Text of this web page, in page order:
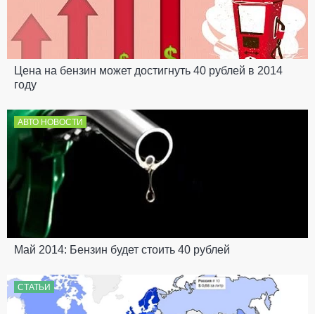
Цена на бензин может достигнуть 40 рублей в 2014
году
АВТО НОВОСТИ
Май 2014: Бензин будет стоить 40 рублей
СТАТЬИ